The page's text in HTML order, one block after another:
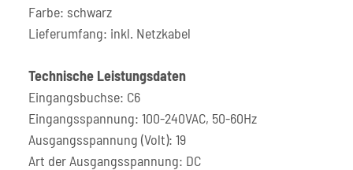
Farbe: schwarz
Lieferumfang: inkl. Netzkabel
Technische Leistungsdaten
Eingangsbuchse: C6
Eingangsspannung: 100-240VAC, 50-60Hz
Ausgangsspannung (Volt): 19
Art der Ausgangsspannung: DC